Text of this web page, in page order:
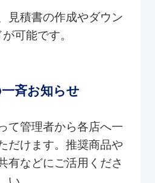
見積書の作成やダウン
可能です。
斉お知らせ
て管理者から各店へ一
だけます。推奨商品や
有などにご活用くださ